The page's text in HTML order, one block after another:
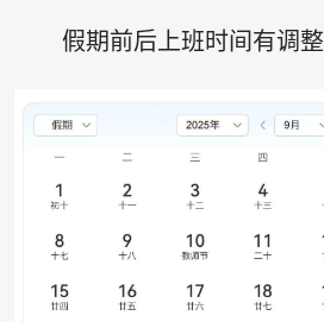
假期前后上班时间有调整